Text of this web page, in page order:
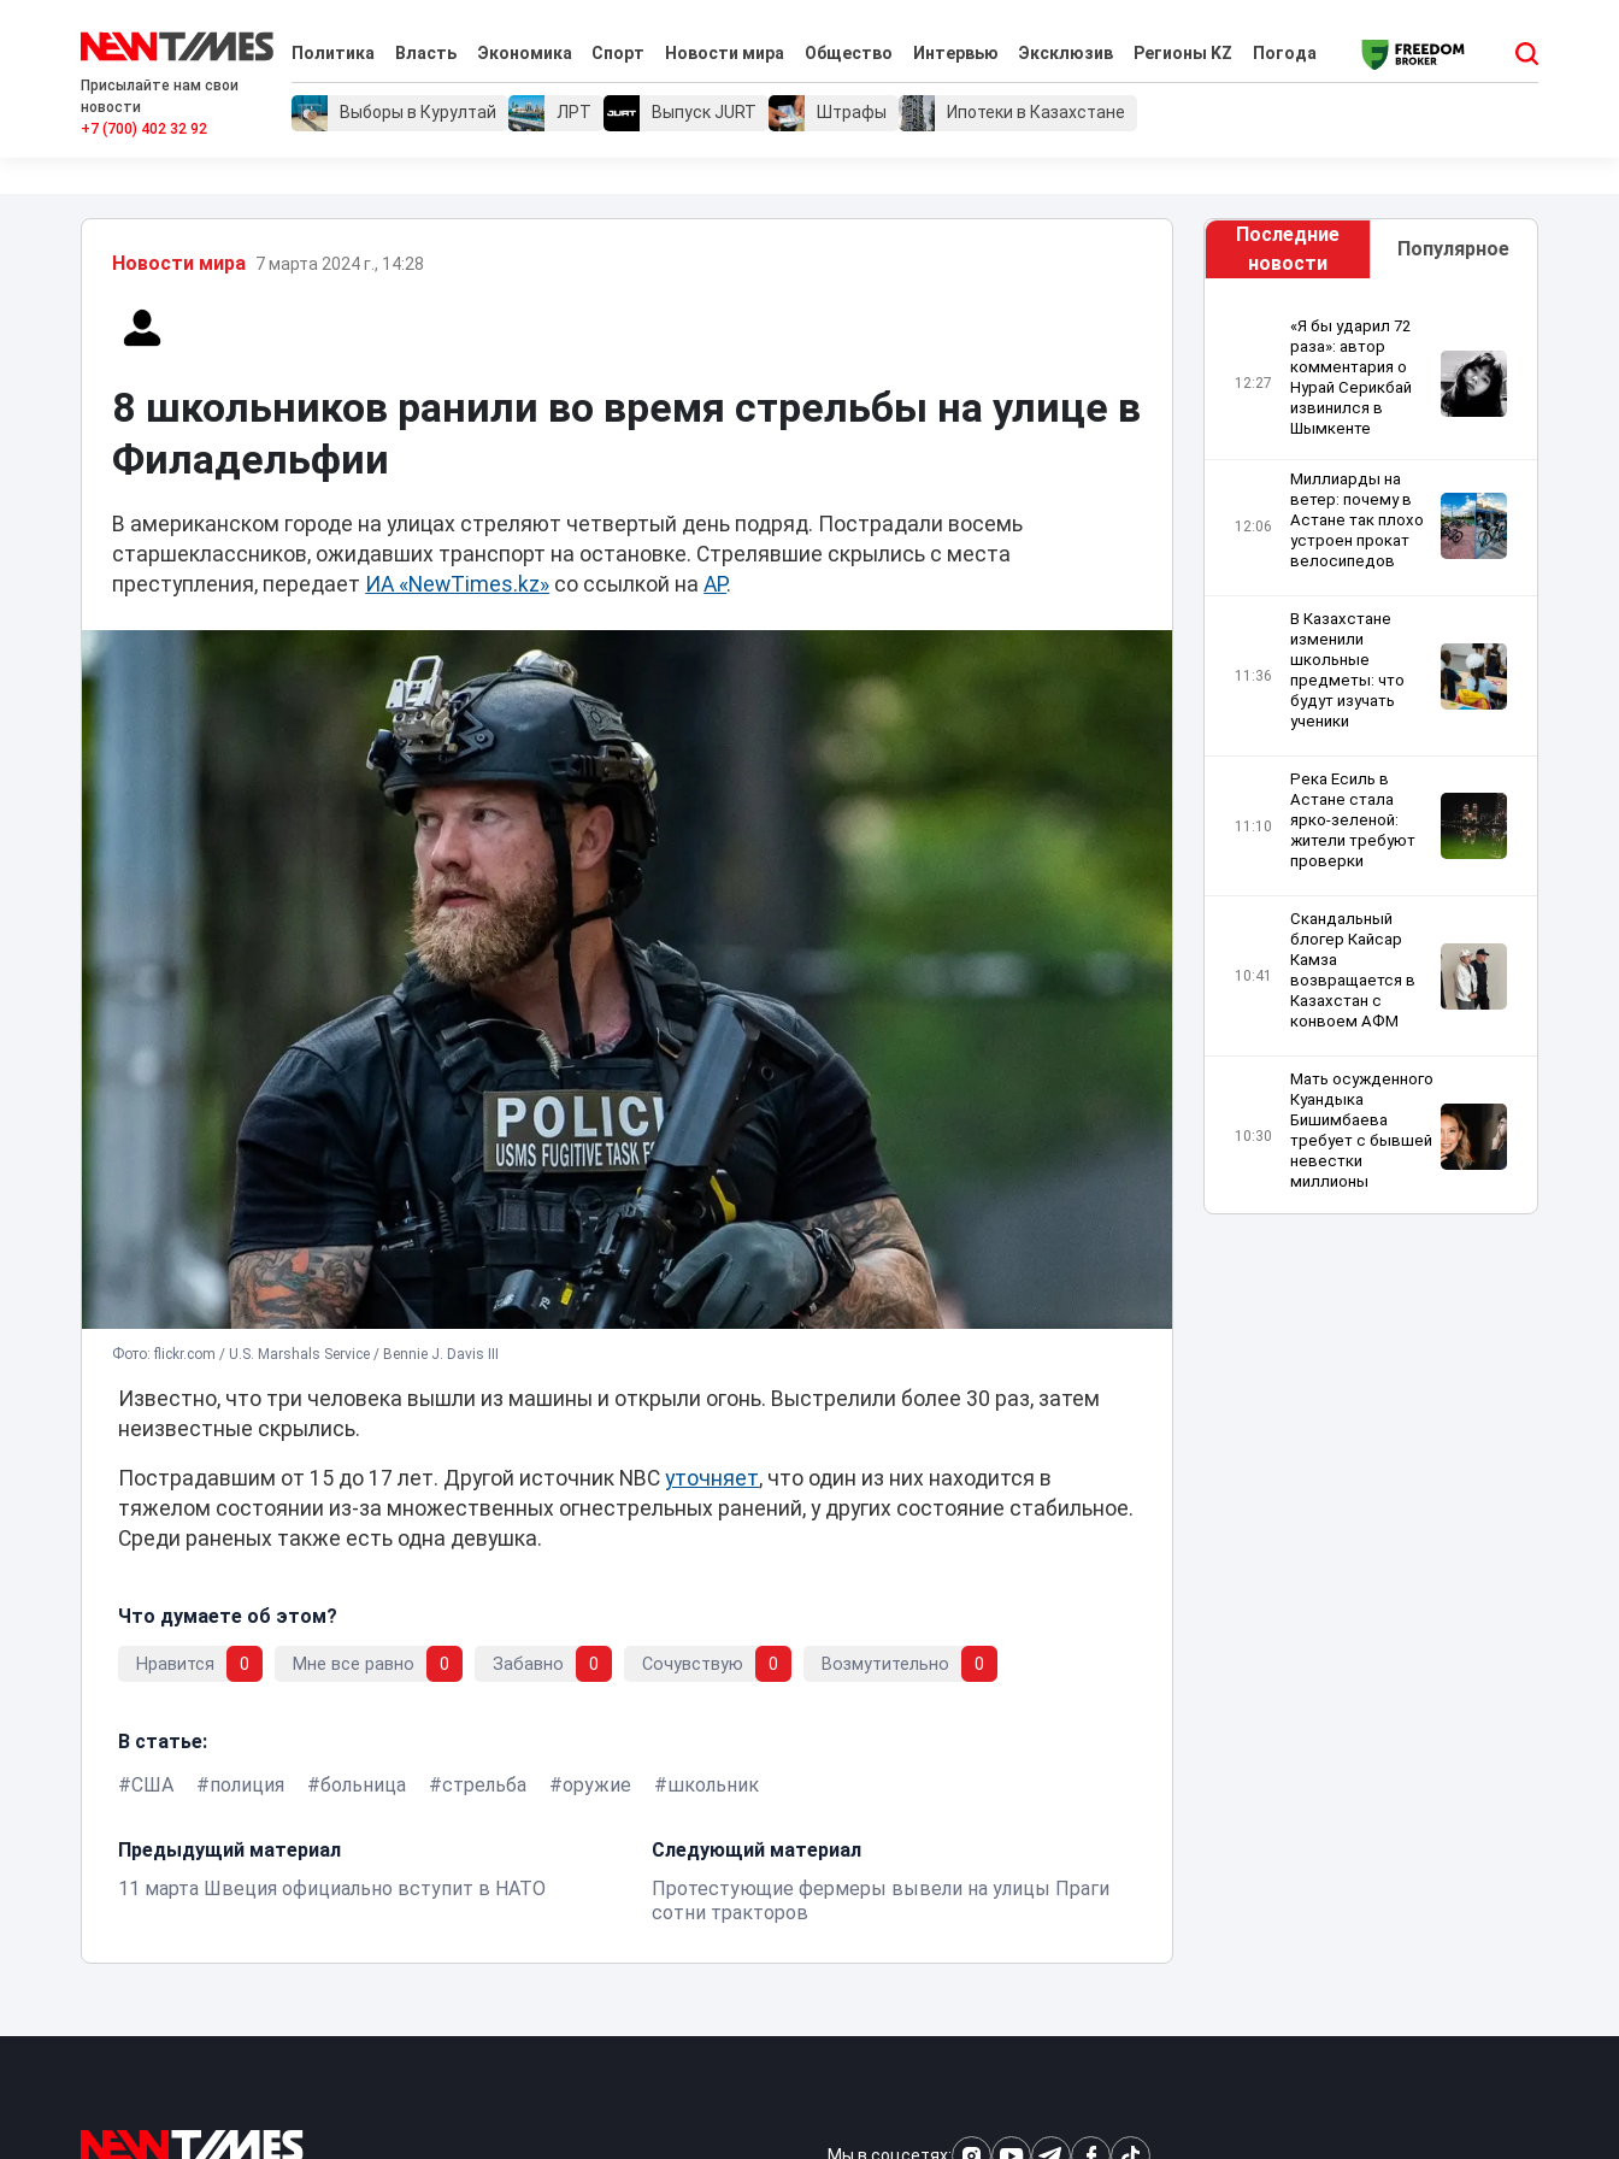
Присылайте нам свои
новости
+7 (700) 402 32 92
Политика Власть Экономика Спорт Новости мира Общество Интервью Эксклюзив Регионы KZ Погода
Выборы в Курултай ЛРТ Выпуск JURT Штрафы Ипотеки в Казахстане
Новости мира 7 марта 2024 г., 14:28
8 школьников ранили во время стрельбы на улице в
Филадельфии
В американском городе на улицах стреляют четвертый день подряд. Пострадали восемь
старшеклассников, ожидавших транспорт на остановке. Стрелявшие скрылись с места
преступления, передает ИА «NewTimes.kz» со ссылкой наAP.
Фото: flickr.com / U.S. Marshals Service / Bennie J. Davis III
Известно, что три человека вышли из машины и открыли огонь. Выстрелили более 30 раз, затем
неизвестные скрылись.
Пострадавшим от 15 до 17 лет. Другой источник NBCуточняет, что один из них находится в
тяжелом состоянии из-за множественных огнестрельных ранений, у других состояние стабильное.
Среди раненых также есть одна девушка.
Что думаете об этом?
Нравится 0 Мне все равно 0 Забавно 0 Сочувствую 0 Возмутительно 0
В статье:
США
полиция больница стрельба оружие школьник
Предыдущий материал
11 марта Швеция официально вступит в НАТО
Следующий материал
Протестующие фермеры вывели на улицы Праги
сотни тракторов
Последние
новости
Популярное
12:27
«Я бы ударил 72
раза»: автор
комментария о
Нурай Серикбай
извинился в
Шымкенте
12:06
Миллиарды на
ветер: почему в
Астане так плохо
устроен прокат
велосипедов
11:36
В Казахстане
изменили
школьные
предметы: что
будут изучать
ученики
11:10
Река Есиль в
Астане стала
ярко-зеленой:
жители требуют
проверки
10:41
Скандальный
блогер Кайсар
Камза
возвращается в
Казахстан с
конвоем АФМ
10:30
Мать осужденного
Куандыка
Бишимбаева
требует с бывшей
невестки
миллионы
водителей BMW в